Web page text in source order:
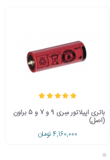
باتری اپیلاتور سِری 9 و 7 و 5 براون
(اصل)
4,160,000 تومان